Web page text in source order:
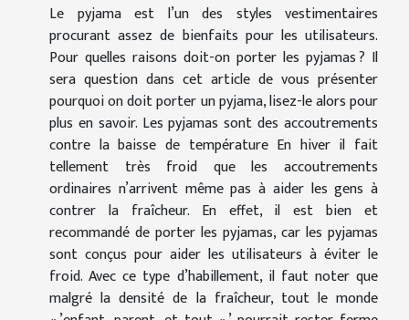
Le pyjama est l’un des styles vestimentaires
procurant assez de bienfaits pour les utilisateurs.
Pour quelles raisons doit-on porter les pyjamas ? Il
sera question dans cet article de vous présenter
pourquoi on doit porter un pyjama, lisez-le alors pour
plus en savoir. Les pyjamas sont des accoutrements
contre la baisse de température En hiver il fait
tellement très froid que les accoutrements
ordinaires n’arrivent même pas à aider les gens à
contrer la fraîcheur. En effet, il est bien et
recommandé de porter les pyjamas, car les pyjamas
sont conçus pour aider les utilisateurs à éviter le
froid. Avec ce type d’habillement, il faut noter que
malgré la densité de la fraîcheur, tout le monde